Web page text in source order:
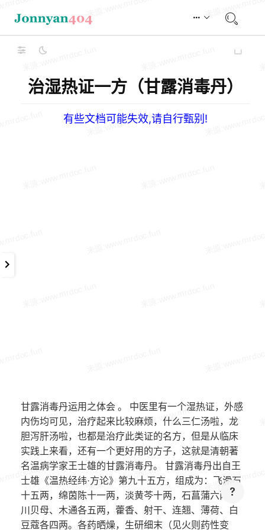
治湿热证一方（甘露消毒丹）
有些文档可能失效,请自行甄别!
甘露消毒丹运用之体会 。 中医里有一个湿热证，外感
内伤均可见，治疗起来比较麻烦，什么三仁汤啦，龙
胆泻肝汤啦，也都是治疗此类证的名方，但是从临床
实践上来看，还有一个更好用的方子，这就是清朝著
名温病学家王士雄的甘露消毒丹。 甘露消毒丹出自王
士雄《温热经纬·方论》第九十五方，组成为：飞滑石
十五两，绵茵陈十一两，淡黄芩十两，石菖蒲六两，
川贝母、木通各五两，藿香、射干、连翘、薄荷、白
豆蔻各四两。各药晒燥，生研细末（见火则药性变